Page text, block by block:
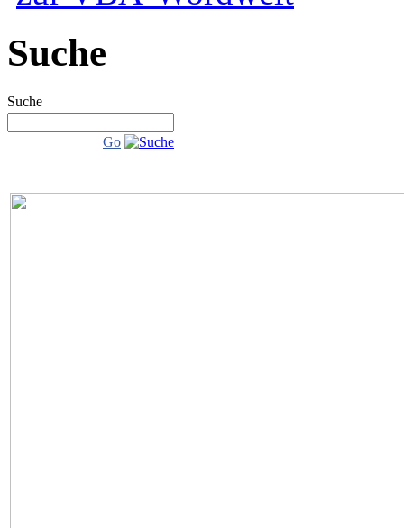
Suche
Suche
Go